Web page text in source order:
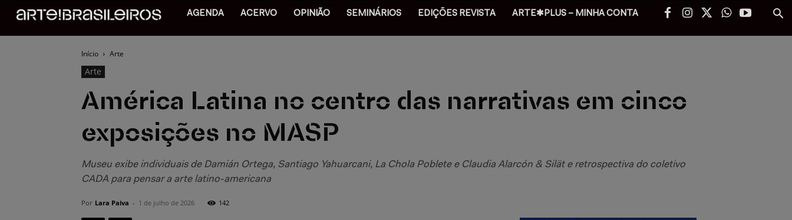
AGENDA ACERVO OPINIÃO SEMINÁRIOS EDIÇÕES REVISTA ARTE✱PLUS – MINHA CONTA
Início Arte
Arte
América Latina no centro das narrativas em cinco
exposições no MASP
Museu exibe individuais de Damián Ortega, Santiago Yahuarcani, La Chola Poblete e Claudia Alarcón & Silät e retrospectiva do coletivo
CADA para pensar a arte latino-americana
Por Lara Paiva - 1 de julho de 2026 142